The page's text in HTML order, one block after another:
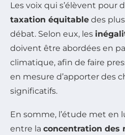
Les voix qui s’élèvent pour
taxation équitable des
débat. Selon eux, les
doivent être abordées en
climatique, afin de faire
en mesure d’apporter des
significatifs.
En somme, l’étude met en
entre la concentration des